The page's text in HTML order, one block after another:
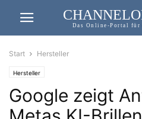
Das Online-Portal für
Start Hersteller
Hersteller
Google zeigt